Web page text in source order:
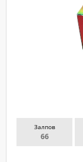
Залпов
66